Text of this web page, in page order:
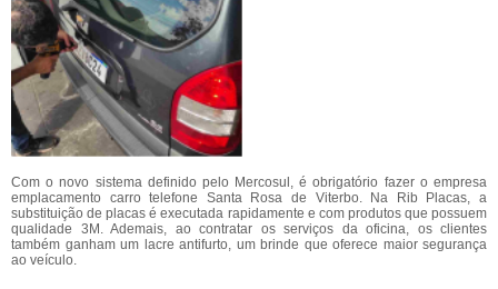
Com o novo sistema definido pelo Mercosul, é obrigatório fazer o empresa
emplacamento carro telefone Santa Rosa de Viterbo. Na Rib Placas, a
substituição de placas é executada rapidamente e com produtos que possuem
qualidade 3M. Ademais, ao contratar os serviços da oficina, os clientes
também ganham um lacre antifurto, um brinde que oferece maior segurança
ao veículo.